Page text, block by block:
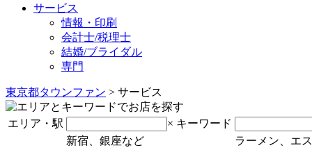
サービス
情報・印刷
会計士/税理士
結婚/ブライダル
専門
東京都タウンファン > サービス
エリア・駅 × キーワード
新宿、銀座など
ラーメン、エ